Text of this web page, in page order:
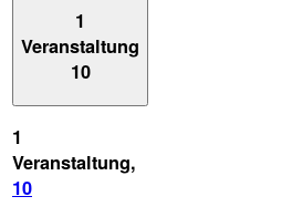
1
Veranstaltung
10
1
Veranstaltung,
10